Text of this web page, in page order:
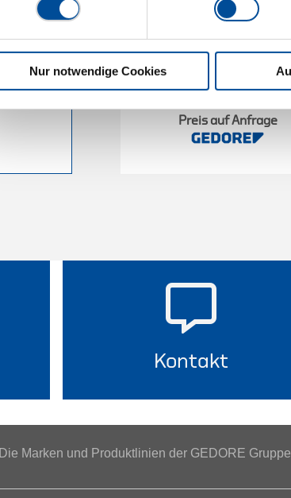
Nur notwendige Cookies
400 mm
/ E-4 E-2000
Anfrage
Ersatzstiel Esche 350
8588540/ E-4 E-800
Preis auf Anfrage
Kontakt
Die Marken und Produktlinien der GEDORE Gruppe